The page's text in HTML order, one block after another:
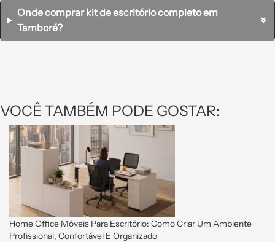
Onde comprar kit de escritório completo em
Tamboré?
VOCÊ TAMBÉM PODE GOSTAR:
Home Office Móveis Para Escritório: Como Criar Um Ambiente
Profissional, Confortável E Organizado